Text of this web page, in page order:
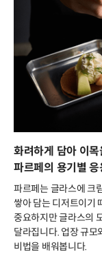
화려하게 담아 이목
파르페의 용기별 응
파르페는 글라스에 크
쌓아 담는 디저트이기
중요하지만 글라스의
달라집니다. 업장 규모
비법을 배워봅니다.